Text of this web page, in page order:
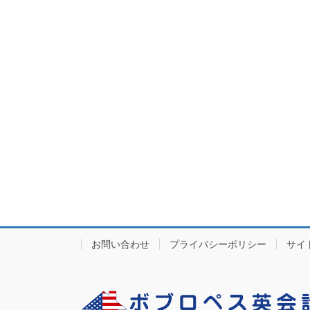
お問い合わせ プライバシーポリシー サイ